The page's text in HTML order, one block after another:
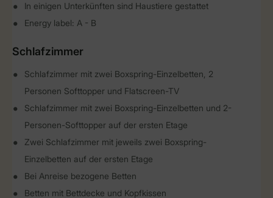
In einigen Unterkünften sind Haustiere gestattet
Energy label: A - B
Schlafzimmer
Schlafzimmer mit zwei Boxspring-Einzelbetten, 2
Personen Softtopper und Flatscreen-TV
Schlafzimmer mit zwei Boxspring-Einzelbetten und 2-
Personen-Softtopper auf der ersten Etage
Zwei Schlafzimmer mit jeweils zwei Boxspring-
Einzelbetten auf der ersten Etage
Bei Anreise bezogene Betten
Betten mit Bettdecke und Kopfkissen